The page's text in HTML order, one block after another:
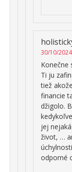
30/10/
Konečne
Ti ju
tiež
financie
džigolo.
jej
život, …
odporné